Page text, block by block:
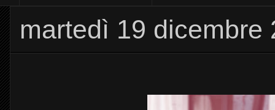
martedì 19 dicembre